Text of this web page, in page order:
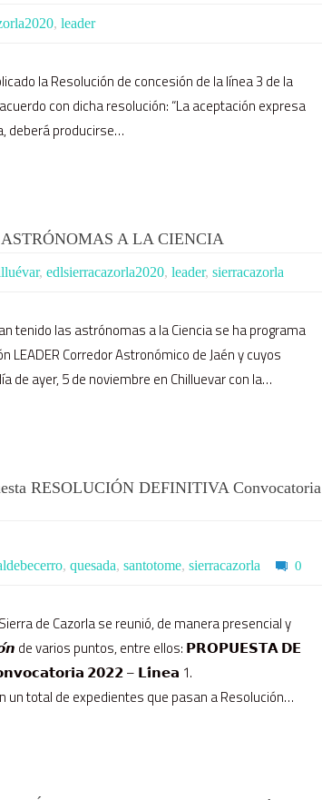
, leader
la Resolución de concesión de la línea 3 de la
con dicha resolución: “La aceptación expresa
deberá producirse…
A LA CIENCIA
, edlsierracazorla2020, leader, sierracazorla
tenido las astrónomas a la Ciencia se ha programa
Corredor Astronómico de Jaén y cuyos
de ayer, 5 de noviembre en Chilluevar con la…
RESOLUCIÓN DEFINITIVA Convocatoria
, quesada, santotome, sierracazorla 0
de Cazorla se reunió, de manera presencial y
de varios puntos, entre ellos: 𝗣𝗥𝗢𝗣𝗨𝗘𝗦𝗧𝗔 𝗗𝗘
𝟮𝟬𝟮𝟮 – 𝗟𝗶́𝗻𝗲𝗮 1.
un total de expedientes que pasan a Resolución…